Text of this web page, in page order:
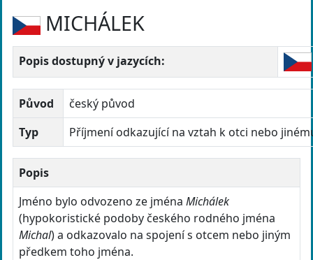
MICHÁLEK
Popis dostupný v jazycích:
Původ
český původ
Typ
Příjmení odkazující na vztah k otci nebo
Popis
Jméno bylo odvozeno ze jména Michálek
(hypokoristické podoby českého rodného jména
Michal) a odkazovalo na spojení s otcem nebo jiným
předkem toho jména.